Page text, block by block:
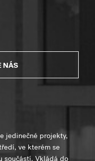
NÁS
jedinečné projekty,
ve kterém se